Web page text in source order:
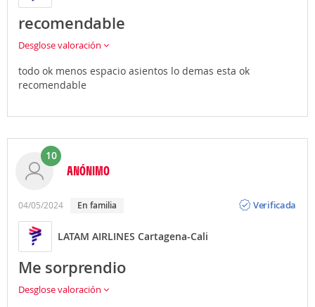
recomendable
Desglose valoración
todo ok menos espacio asientos lo demas esta ok
recomendable
10
ANÓNIMO
04/05/2024 En familia
Verificada
LATAM AIRLINES Cartagena-Cali
Me sorprendio
Desglose valoración